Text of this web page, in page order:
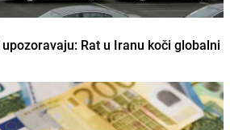
Rat u Iranu koči globalni